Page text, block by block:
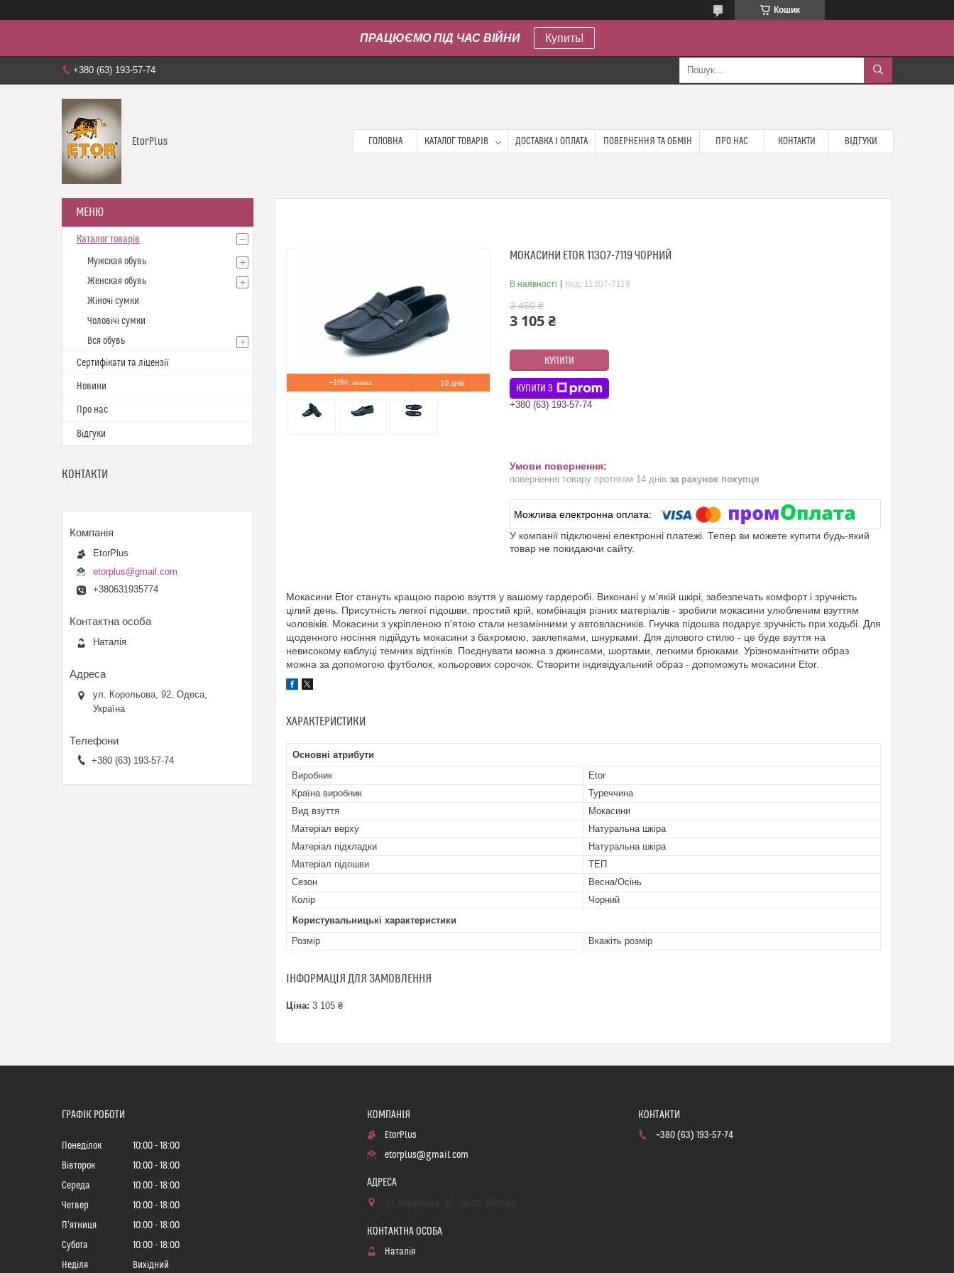
Кошик
ПРАЦЮЄМО ПІД ЧАС ВІЙНИ Купить!
+380 (63) 193-57-74
EtorPlus ГОЛОВНА КАТАЛОГ ТОВАРІВ ДОСТАВКА І ОПЛАТА ПОВЕРНЕННЯ ТА ОБМІН ПРО НАС КОНТАКТИ ВІДГУКИ
–10% 10 днів
МОКАСИНИ ETOR 11307-7119 ЧОРНИЙ
В наявності Код: 11307-7119
3 450 ₴
3 105 ₴
КУПИТИ
КУПИТИ З
+380 (63) 193-57-74
повернення товару протягом 14 днів за рахунок покупця
У компанії підключені електронні платежі. Тепер ви можете купити будь-який
товар не покидаючи сайту.
Мокасини Etor стануть кращою парою взуття у вашому гардеробі. Виконані у м'якій шкірі, забезпечать комфорт і зручність
цілий день. Присутність легкої підошви, простий крій, комбінація різних матеріалів - зробили мокасини улюбленим взуттям
чоловіків. Мокасини з укріпленою п'ятою стали незамінними у автовласників. Гнучка підошва подарує зручність при ходьбі. Для
щоденного носіння підійдуть мокасини з бахромою, заклепками, шнурками. Для ділового стилю - це буде взуття на
невисокому каблуці темних відтінків. Поєднувати можна з джинсами, шортами, легкими брюками. Урізноманітнити образ
можна за допомогою футболок, кольорових сорочок. Створити індивідуальний образ - допоможуть мокасини Etor.
ХАРАКТЕРИСТИКИ
Основні атрибути
Виробник
Etor
Країна виробник
Туреччина
Вид взуття
Мокасини
Матеріал верху
Натуральна шкіра
Матеріал підкладки
Натуральна шкіра
Матеріал підошви
ТЕП
Сезон
Весна/Осінь
Колір
Чорний
Користувальницькі характеристики
Розмір
Вкажіть розмір
ІНФОРМАЦІЯ ДЛЯ ЗАМОВЛЕННЯ
Ціна: 3 105 ₴
Каталог товарів
Мужская обувь
Женская обувь
Жіночі сумки
Чоловічі сумки
Вся обувь
Сертифікати та ліцензії
Новини
Про нас
Відгуки
КОНТАКТИ
EtorPlus
etorplus@gmail.com
+380631935774
Наталія
ул. Корольова, 92, Одеса,
Україна
+380 (63) 193-57-74
ГРАФІК РОБОТИ
Понеділок 10:00
18:00
Вівторок
10:00
18:00
Середа
10:00
18:00
Четвер
10:00
18:00
Пʼятниця
10:00
18:00
Субота
10:00
18:00
Неділя
Вихідний
EtorPlus
etorplus@gmail.com
Наталія
+380 (63) 193-57-74